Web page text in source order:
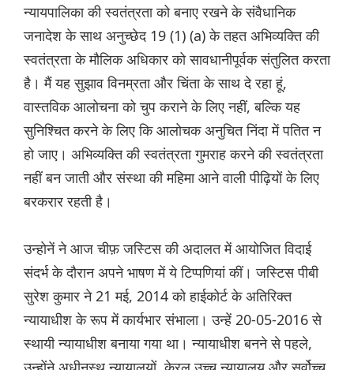
न्यायपालिका की स्वतंत्रता को बनाए रखने के संवैधानिक
जनादेश के साथ अनुच्छेद 19 (1) (a) के तहत अभिव्यक्ति की
स्वतंत्रता के मौलिक अधिकार को सावधानीपूर्वक संतुलित करता
है। मैं यह सुझाव विनम्रता और चिंता के साथ दे रहा हूं,
वास्तविक आलोचना को चुप कराने के लिए नहीं, बल्कि यह
सुनिश्चित करने के लिए कि आलोचक अनुचित निंदा में पतित न
हो जाए। अभिव्यक्ति की स्वतंत्रता गुमराह करने की स्वतंत्रता
नहीं बन जाती और संस्था की महिमा आने वाली पीढ़ियों के लिए
बरकरार रहती है।
उन्होनें ने आज चीफ़ जस्टिस की अदालत में आयोजित विदाई
संदर्भ के दौरान अपने भाषण में ये टिप्पणियां कीं। जस्टिस पीबी
सुरेश कुमार ने 21 मई, 2014 को हाईकोर्ट के अतिरिक्त
न्यायाधीश के रूप में कार्यभार संभाला। उन्हें 20-05-2016 से
स्थायी न्यायाधीश बनाया गया था। न्यायाधीश बनने से पहले,